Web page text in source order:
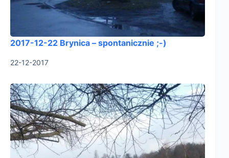
2017-12-22 Brynica – spontanicznie ;-)
22-12-2017